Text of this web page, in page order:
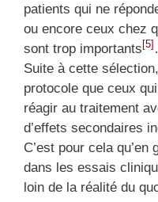
patients qui ne
ou encore ceux chez
sont trop importants [5]
Suite à cette
protocole que ceux
réagir au traitement
d’effets secondaires
C’est pour cela
dans les essais
loin de la réalité du